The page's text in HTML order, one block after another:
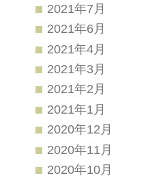
2021年7月
2021年6月
2021年4月
2021年3月
2021年2月
2021年1月
2020年12月
2020年11月
2020年10月